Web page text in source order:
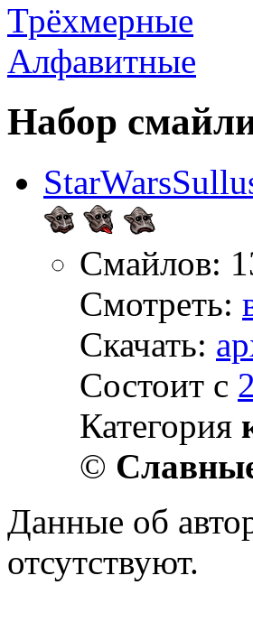
Трёхмерные
Алфавитные
Набор
Смайлов:
Смотреть:
Скачать:
Состоит с
Категория
©
Данные об
отсутствуют.